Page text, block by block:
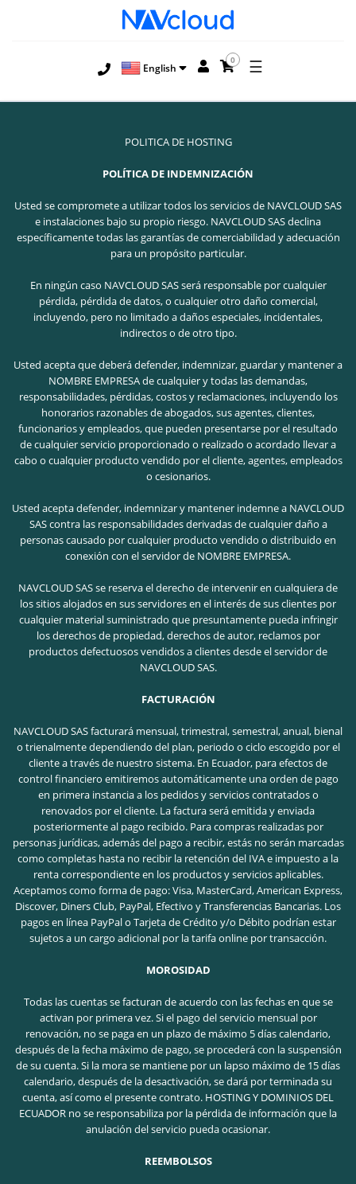
English
0 ☰
POLITICA DE HOSTING
POLÍTICA DE INDEMNIZACIÓN
Usted se compromete a utilizar todos los servicios de NAVCLOUD SAS
e instalaciones bajo su propio riesgo. NAVCLOUD SAS declina
específicamente todas las garantías de comerciabilidad y adecuación
para un propósito particular.
En ningún caso NAVCLOUD SAS será responsable por cualquier
pérdida, pérdida de datos, o cualquier otro daño comercial,
incluyendo, pero no limitado a daños especiales, incidentales,
indirectos o de otro tipo.
Usted acepta que deberá defender, indemnizar, guardar y mantener a
NOMBRE EMPRESA de cualquier y todas las demandas,
responsabilidades, pérdidas, costos y reclamaciones, incluyendo los
honorarios razonables de abogados, sus agentes, clientes,
funcionarios y empleados, que pueden presentarse por el resultado
de cualquier servicio proporcionado o realizado o acordado llevar a
cabo o cualquier producto vendido por el cliente, agentes, empleados
o cesionarios.
Usted acepta defender, indemnizar y mantener indemne a NAVCLOUD
SAS contra las responsabilidades derivadas de cualquier daño a
personas causado por cualquier producto vendido o distribuido en
conexión con el servidor de NOMBRE EMPRESA.
NAVCLOUD SAS se reserva el derecho de intervenir en cualquiera de
los sitios alojados en sus servidores en el interés de sus clientes por
cualquier material suministrado que presuntamente pueda infringir
los derechos de propiedad, derechos de autor, reclamos por
productos defectuosos vendidos a clientes desde el servidor de
NAVCLOUD SAS.
FACTURACIÓN
NAVCLOUD SAS facturará mensual, trimestral, semestral, anual, bienal
o trienalmente dependiendo del plan, periodo o ciclo escogido por el
cliente a través de nuestro sistema. En Ecuador, para efectos de
control financiero emitiremos automáticamente una orden de pago
en primera instancia a los pedidos y servicios contratados o
renovados por el cliente. La factura será emitida y enviada
posteriormente al pago recibido. Para compras realizadas por
personas jurídicas, además del pago a recibir, estás no serán marcadas
como completas hasta no recibir la retención del IVA e impuesto a la
renta correspondiente en los productos y servicios aplicables.
Aceptamos como forma de pago: Visa, MasterCard, American Express,
Discover, Diners Club, PayPal, Efectivo y Transferencias Bancarias. Los
pagos en línea PayPal o Tarjeta de Crédito y/o Débito podrían estar
sujetos a un cargo adicional por la tarifa online por transacción.
MOROSIDAD
Todas las cuentas se facturan de acuerdo con las fechas en que se
activan por primera vez. Si el pago del servicio mensual por
renovación, no se paga en un plazo de máximo 5 días calendario,
después de la fecha máximo de pago, se procederá con la suspensión
de su cuenta. Si la mora se mantiene por un lapso máximo de 15 días
calendario, después de la desactivación, se dará por terminada su
cuenta, así como el presente contrato. HOSTING Y DOMINIOS DEL
ECUADOR no se responsabiliza por la pérdida de información que la
anulación del servicio pueda ocasionar.
REEMBOLSOS